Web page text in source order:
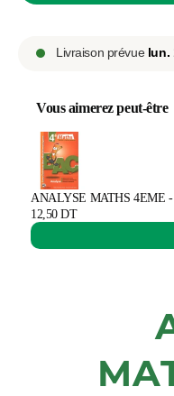
Livraison prévue lun.
Vous aimerez peut-être
Use the Previous and
ANALYSE MATHS 4EME
12,50 DT